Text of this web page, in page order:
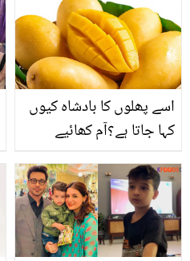
اسے پھلوں کا بادشاہ کیوں
کہا جاتا ہے؟آم کھائیے
خصوصیات جو اسے منفرد
بناتی ہیں